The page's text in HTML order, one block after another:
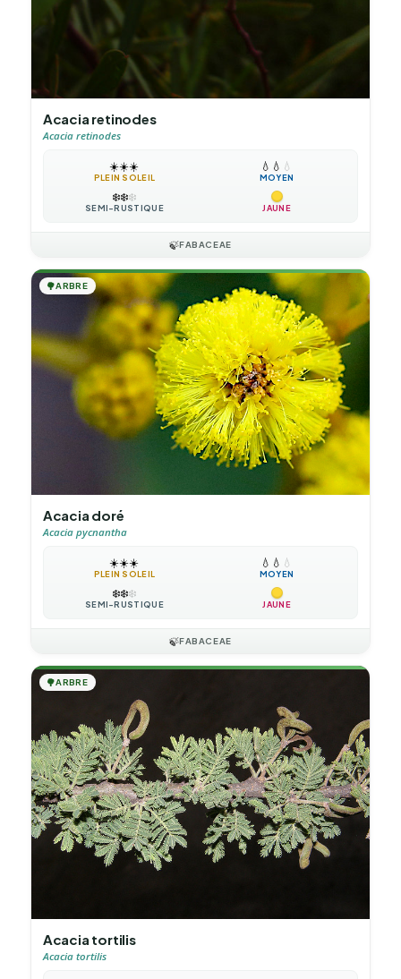
Acacia retinodes
Acacia retinodes
☀️☀️☀️
PLEIN SOLEIL
💧 💧 💧
MOYEN
❄️❄️❄️
SEMI-RUSTIQUE JAUNE
🍃FABACEAE
🌳ARBRE
Acacia doré
Acacia pycnantha
☀️☀️☀️
PLEIN SOLEIL
💧 💧 💧
MOYEN
❄️❄️❄️
SEMI-RUSTIQUE JAUNE
🍃FABACEAE
🌳ARBRE
Acacia tortilis
Acacia tortilis